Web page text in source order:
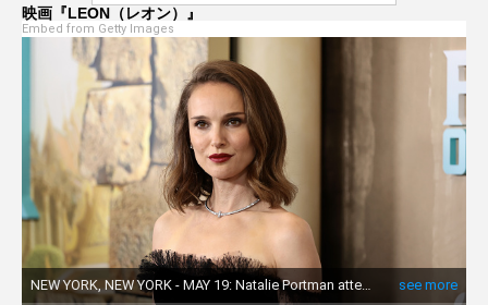
映画『LEON（レオン）』
Embed from Getty Images